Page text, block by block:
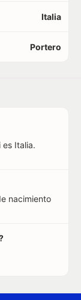
Italia
Portero
es Italia.
nacimiento